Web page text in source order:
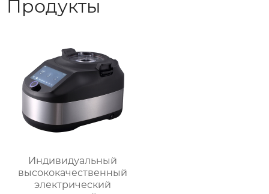
Продукты
Индивидуальный
высококачественный
электрический